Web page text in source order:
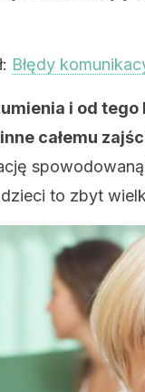
Błędy
i od tego
całemu
to zbyt